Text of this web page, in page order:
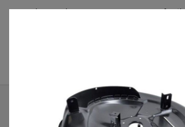
Plateaudecoupe.com : Trouver
Accueil
Plateau de
Plateau de coupe 72 cm 3845641110